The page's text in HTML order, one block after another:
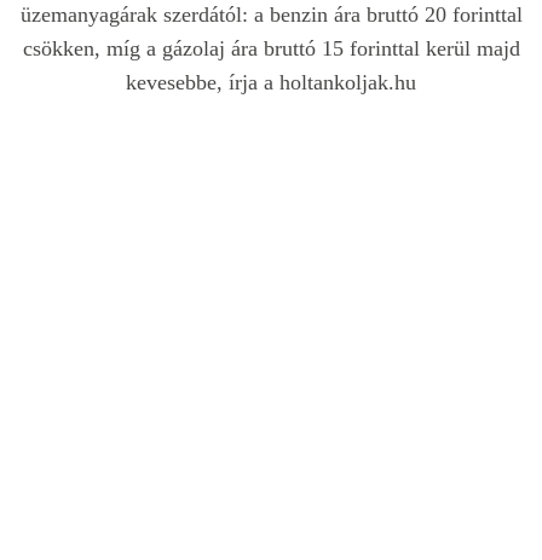
üzemanyagárak szerdától: a benzin ára bruttó 20 forinttal
csökken, míg a gázolaj ára bruttó 15 forinttal kerül majd
kevesebbe, írja a holtankoljak.hu